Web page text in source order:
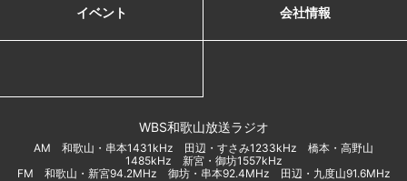
イベント 会社情報
WBS和歌山放送ラジオ
AM 和歌山・串本1431kHz 田辺・すさみ1233kHz 橋本・高野山
1485kHz 新宮・御坊1557kHz
FM 和歌山・新宮94.2MHz 御坊・串本92.4MHz 田辺・九度山91.6MHz